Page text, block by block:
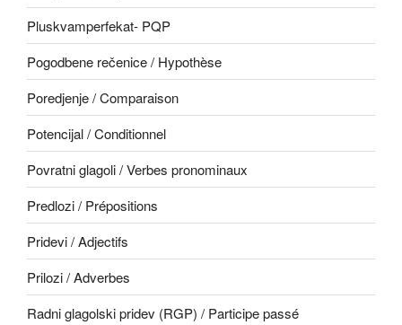
Pluskvamperfekat- PQP
Pogodbene rečenice / Hypothèse
Poredjenje / Comparaison
Potencijal / Conditionnel
Povratni glagoli / Verbes pronominaux
Predlozi / Prépositions
Pridevi / Adjectifs
Prilozi / Adverbes
Radni glagolski pridev (RGP) / Participe passé